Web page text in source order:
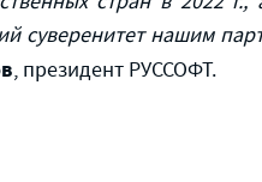
суверенитет нашим
, президент РУССОФТ.